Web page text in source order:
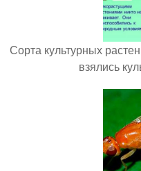
Сорта культурных
взялись